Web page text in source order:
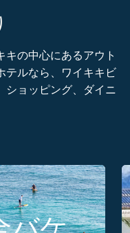
キの中心にあるアウト
テルなら、ワイキキビ
ショッピング、ダイニ